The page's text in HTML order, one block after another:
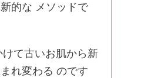
的な メソッドで
て古いお肌から新
れ変わる のです